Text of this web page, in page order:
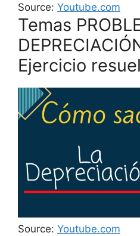
Source: Youtube.com
Temas
Ejercicio
Source: Youtube.com